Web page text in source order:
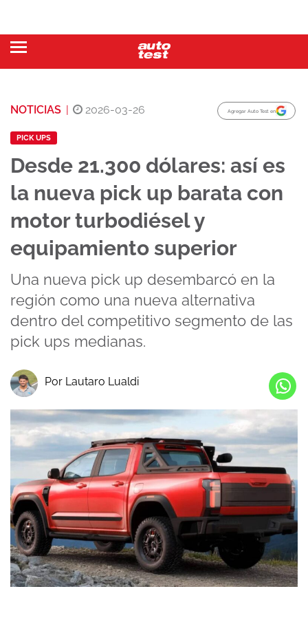
NOTICIAS | 2026-03-26 Agregar Auto Test en
PICK UPS
Desde 21.300 dólares: así es
la nueva pick up barata con
motor turbodiésel y
equipamiento superior
Una nueva pick up desembarcó en la
región como una nueva alternativa
dentro del competitivo segmento de las
pick ups medianas.
Por Lautaro Lualdi